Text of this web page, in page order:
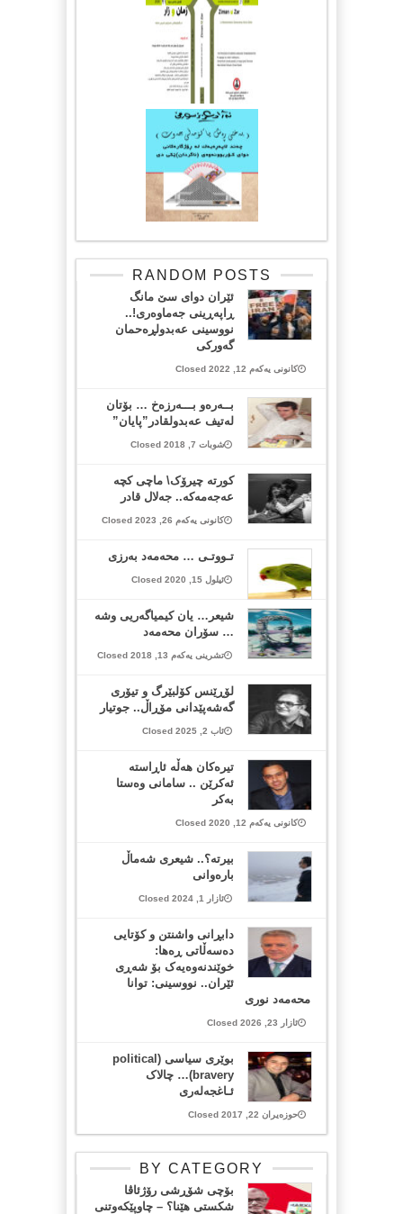
RANDOM POSTS
ئێران دوای سێ مانگ
ڕاپەڕینی جەماوەری!..
نووسینی عەبدولڕەحمان
گەورکی
کانونی یەکەم 12, 2022 Closed
بــەرەو بـــەرزەخ … بۆتان
لەتیف عەبدولقادر”پایان”
شوبات 7, 2018 Closed
کورتە چیرۆک\ ماچی کچە
عەجەمەکە.. جەلال قادر
کانونی یەکەم 26, 2023 Closed
تـووتـی … محەمەد بەرزی
ئیلول 15, 2020 Closed
شیعر… یان کیمیاگه‌ریی وشه‌
… سۆران محه‌مه‌د
تشرینی یەکەم 13, 2018 Closed
لۆڕێنس کۆلبێرگ و تیۆری
گەشەپێدانی مۆڕاڵ.. جوتیار
ئاب 2, 2025 Closed
تیرەکان هەڵە ئاڕاستە
ئەکرێن .. سامانی وەستا
بەکر
کانونی یەکەم 12, 2020 Closed
بیرتە؟.. شیعری شەماڵ
بارەوانی
ئازار 1, 2024 Closed
دابڕانی واشنتن و کۆتایی
دەسەڵاتی ڕەها:
خوێندنەوەیەک بۆ شەڕی
ئێران.. نووسینی: توانا
محەمەد نوری
ئازار 23, 2026 Closed
بوێری سیاسی (political
bravery)… چالاک
ئـاغجەلەری
حوزەیران 22, 2017 Closed
BY CATEGORY
بۆچی شۆڕشی رۆژئاڤا
شکستی هێنا؟ – چاوپێکەوتنی